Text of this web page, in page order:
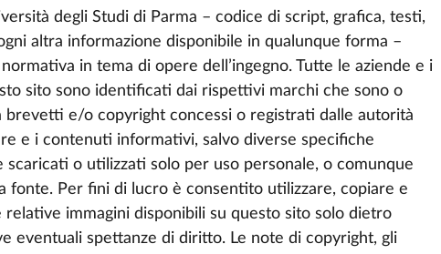
degli Studi di Parma – codice di script, grafica, testi,
altra informazione disponibile in qualunque forma –
in tema di opere dell’ingegno. Tutte le aziende e i
sito sono identificati dai rispettivi marchi che sono o
brevetti e/o copyright concessi o registrati dalle autorità
e i contenuti informativi, salvo diverse specifiche
scaricati o utilizzati solo per uso personale, o comunque
fonte. Per fini di lucro è consentito utilizzare, copiare e
immagini disponibili su questo sito solo dietro
eventuali spettanze di diritto. Le note di copyright, gli